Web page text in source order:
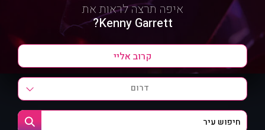
איפה תרצה לראות את
Kenny Garrett?
דרום